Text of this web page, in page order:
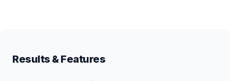
Results & Features